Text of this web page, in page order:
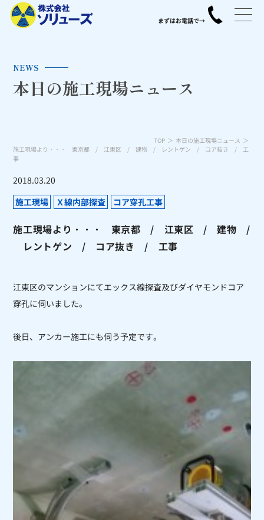
NEWS
本日の施工現場ニュース
TOP
本日の施工現場ニュース
施工現場より・・・ 東京都 / 江東区 / 建物 / レントゲン / コア抜き / 工
事
2018.03.20
施工現場
Ｘ線内部探査 コア穿孔工事
施工現場より・・・ 東京都 / 江東区 / 建物 /
レントゲン / コア抜き / 工事
江東区のマンションにてエックス線探査及びダイヤモンドコア
穿孔に伺いました。
後日、アンカー施工にも伺う予定です。